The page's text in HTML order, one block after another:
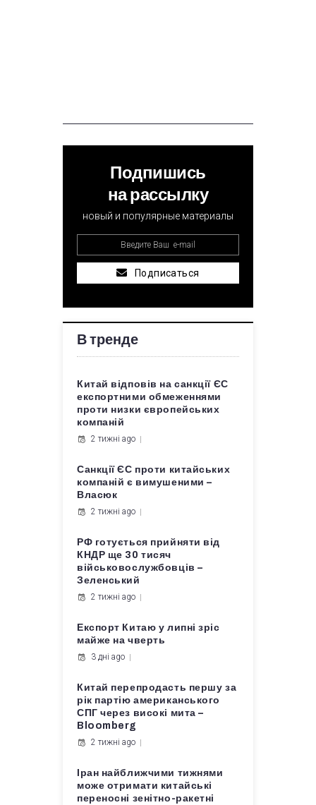
Подпишись
на рассылку
новый и популярные материалы
Подписаться
В тренде
Китай відповів на санкції ЄС
експортними обмеженнями
проти низки європейських
компаній
2 тижні ago
Санкції ЄС проти китайських
компаній є вимушеними –
Власюк
2 тижні ago
РФ готується прийняти від
КНДР ще 30 тисяч
військовослужбовців –
Зеленський
2 тижні ago
Експорт Китаю у липні зріс
майже на чверть
3 дні ago
Китай перепродасть першу за
рік партію американського
СПГ через високі мита –
Bloomberg
2 тижні ago
Іран найближчими тижнями
може отримати китайські
переносні зенітно-ракетні